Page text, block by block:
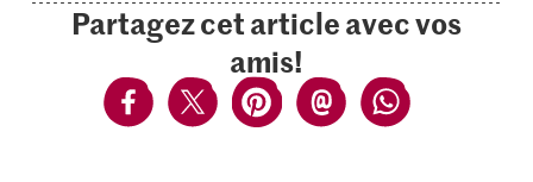
Partagez cet article avec vos
amis!